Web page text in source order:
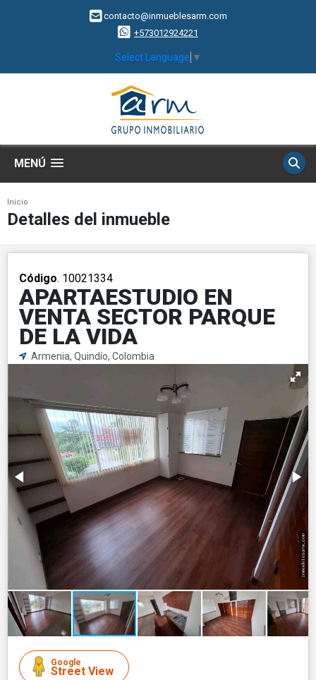
contacto@inmueblesarm.com
+573012924221
Select Language ▼
MENÚ
Inicio
Detalles del inmueble
Código. 10021334
APARTAESTUDIO EN
VENTA SECTOR PARQUE
DE LA VIDA
Armenia, Quindío, Colombia
Google
Street View